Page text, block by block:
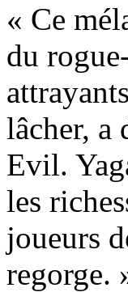
« Ce
du
lâcher, a
Evil.
les
joueurs
regorge.